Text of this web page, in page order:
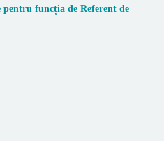
pentru funcția de Referent de